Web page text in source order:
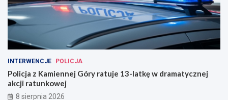
INTERWENCJE POLICJA
Policja z Kamiennej Góry ratuje 13-latkę w dramatycznej
akcji ratunkowej
8 sierpnia 2026